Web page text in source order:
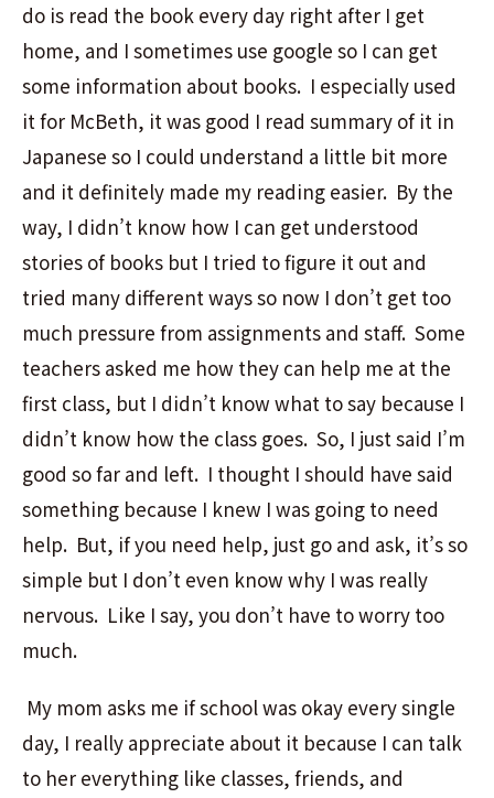
do is read the book every day right after I get
home, and I sometimes use google so I can get
some information about books. I especially used
it for McBeth, it was good I read summary of it in
Japanese so I could understand a little bit more
and it definitely made my reading easier. By the
way, I didn’t know how I can get understood
stories of books but I tried to figure it out and
tried many different ways so now I don’t get too
much pressure from assignments and staff. Some
teachers asked me how they can help me at the
first class, but I didn’t know what to say because I
didn’t know how the class goes. So, I just said I’m
good so far and left. I thought I should have said
something because I knew I was going to need
help. But, if you need help, just go and ask, it’s so
simple but I don’t even know why I was really
nervous. Like I say, you don’t have to worry too
much.
My mom asks me if school was okay every single
day, I really appreciate about it because I can talk
to her everything like classes, friends, and